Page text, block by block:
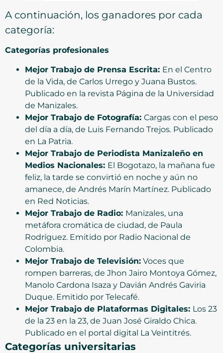
A continuación, los ganadores por cada
categoría:
Categorías profesionales
Mejor Trabajo de Prensa Escrita: En el Centro
de la Vida, de Carlos Urrego y Juana Bustos.
Publicado en la revista Página de la Universidad
de Manizales.
Mejor Trabajo de Fotografía: Cargas con el peso
del día a día, de Luis Fernando Trejos. Publicado
en La Patria.
Mejor Trabajo de Periodista Manizaleño en
Medios Nacionales: El Bogotazo, la mañana fue
feliz, la tarde se convirtió en noche y aún no
amanece, de Andrés Marín Martínez. Publicado
en Red Noticias.
Mejor Trabajo de Radio: Manizales, una
metáfora cromática de ciudad, de Paula
Rodríguez. Emitido por Radio Nacional de
Colombia.
Mejor Trabajo de Televisión: Voces que
rompen barreras, de Jhon Jairo Montoya Gómez,
Manolo Cardona Isaza y Davián Andrés Gaviria
Duque. Emitido por Telecafé.
Mejor Trabajo de Plataformas Digitales: Los 23
de la 23 en la 23, de Juan José Giraldo Chica.
Publicado en el portal digital La Veintitrés.
Categorías universitarias